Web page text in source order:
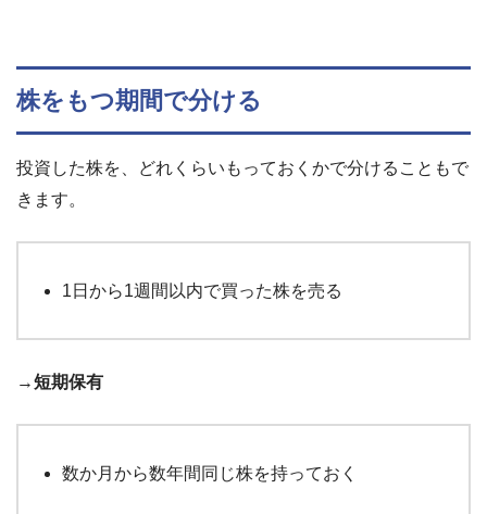
株をもつ期間で分ける
投資した株を、どれくらいもっておくかで分けることもで
きます。
1日から1週間以内で買った株を売る
→短期保有
数か月から数年間同じ株を持っておく